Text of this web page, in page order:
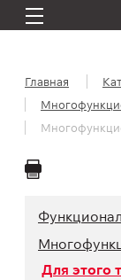
Главная
Для этого